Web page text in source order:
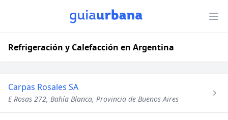
Refrigeración y Calefacción en Argentina
Carpas Rosales SA
E Rosas 272, Bahía Blanca, Provincia de Buenos Aires